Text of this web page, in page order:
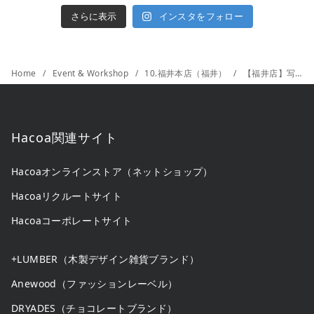
さらに表示 インスタをフォロー
Home Event & Workshop 10.福井本店（福井） 【福井店】写真刻印ご注文で送料無料！
Hacoa関連サイト
Hacoaオンラインストア（ネットショップ）
Hacoaリクルートサイト
Hacoaコーポレートサイト
+LUMBER（木製デザイン雑貨ブランド）
Anewood（ファッションレーベル）
DRYADES（チョコレートブランド）